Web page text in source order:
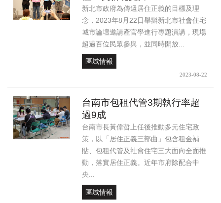
新北市政府為傳遞居住正義的目標及理
念，2023年8月22日舉辦新北市社會住宅
城市論壇邀請產官學進行專題演講，現場
超過百位民眾參與，並同時開放...
區域情報
2023-08-22
台南市包租代管3期執行率超
過9成
台南市長黃偉哲上任後推動多元住宅政
策，以「居住正義三部曲」包含租金補
貼、包租代管及社會住宅三大面向全面推
動，落實居住正義。近年市府除配合中
央...
區域情報